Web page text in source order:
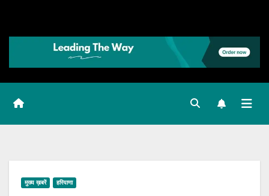
मुख्य ख़बरें हरियाणा